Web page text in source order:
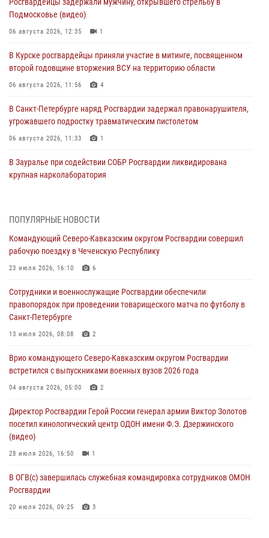
Подмосковье (видео)
06 августа 2026, 12:35 1
В Курске росгвардейцы приняли участие в митинге, посвященном
второй годовщине вторжения ВСУ на территорию области
06 августа 2026, 11:56 4
В Санкт-Петербурге наряд Росгвардии задержал правонарушителя,
угрожавшего подростку травматическим пистолетом
06 августа 2026, 11:33 1
В Зауралье при содействии СОБР Росгвардии ликвидирована
крупная нарколаборатория
В Москве росгвардейцы задержали троих мужчин, устроивших
06 августа 2026, 11:20
Взрывотехники Росгвардии на Ставрополье обезвредили снаряд
06 августа 2026, 11:15
Подвиги героев‑росгвардейцев увековечили в новой музейной
экспозиции белгородского музея‑диорамы «Курская битва.
06 августа 2026, 10:30 3
Охрану общественного порядка и безопасность на футбольном
06 августа 2026, 10:13 1
ПОПУЛЯРНЫЕ НОВОСТИ
Командующий Северо-Кавказским округом Росгвардии совершил
рабочую поездку в Чеченскую Республику
23 июля 2026, 16:10 6
Сотрудники и военнослужащие Росгвардии обеспечили
правопорядок при проведении товарищеского матча по футболу в
Санкт-Петербурге
13 июля 2026, 08:08 2
Врио командующего Северо-Кавказским округом Росгвардии
встретился с выпускниками военных вузов 2026 года
04 августа 2026, 05:00 2
Директор Росгвардии Герой России генерал армии Виктор Золотов
посетил кинологический центр ОДОН имени Ф.Э. Дзержинского
(видео)
28 июля 2026, 16:50 1
В ОГВ(с) завершилась служебная командировка сотрудников ОМОН
Росгвардии
20 июля 2026, 09:25 3